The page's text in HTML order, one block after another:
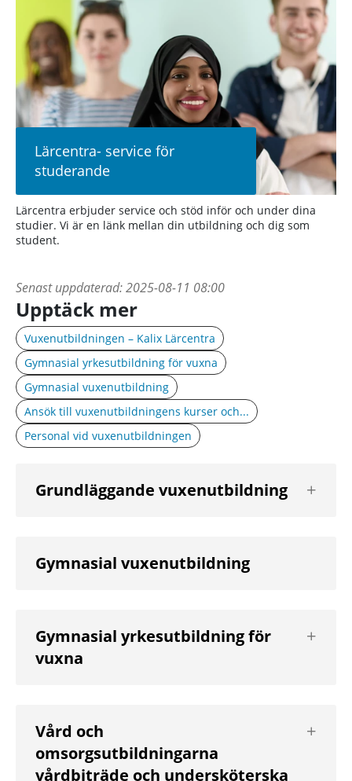
Lärcentra- service för
studerande
Lärcentra erbjuder service och stöd inför och under dina
studier. Vi är en länk mellan din utbildning och dig som
student.
Senast uppdaterad:2025-08-11 08:00
Upptäck mer
Vuxenutbildningen – Kalix Lärcentra
Gymnasial yrkesutbildning för vuxna
Gymnasial vuxenutbildning
Ansök till vuxenutbildningens kurser och...
Personal vid vuxenutbildningen
Grundläggande vuxenutbildning
nästa
Gymnasial vuxenutbildning
Gymnasial yrkesutbildning för
vuxna
nästa
Vård och
omsorgsutbildningarna
vårdbiträde och undersköterska
nästa